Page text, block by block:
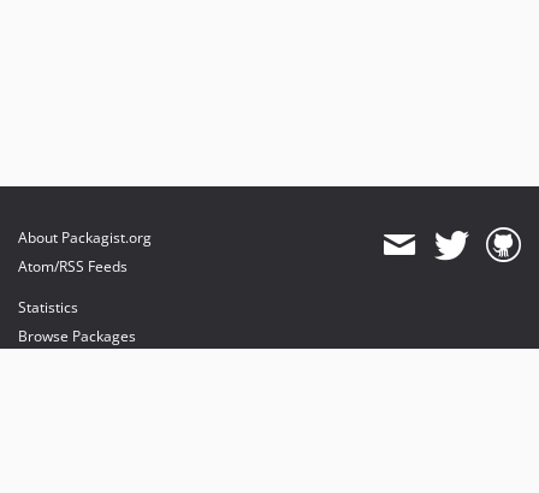
About Packagist.org
Atom/RSS Feeds
Statistics
Browse Packages